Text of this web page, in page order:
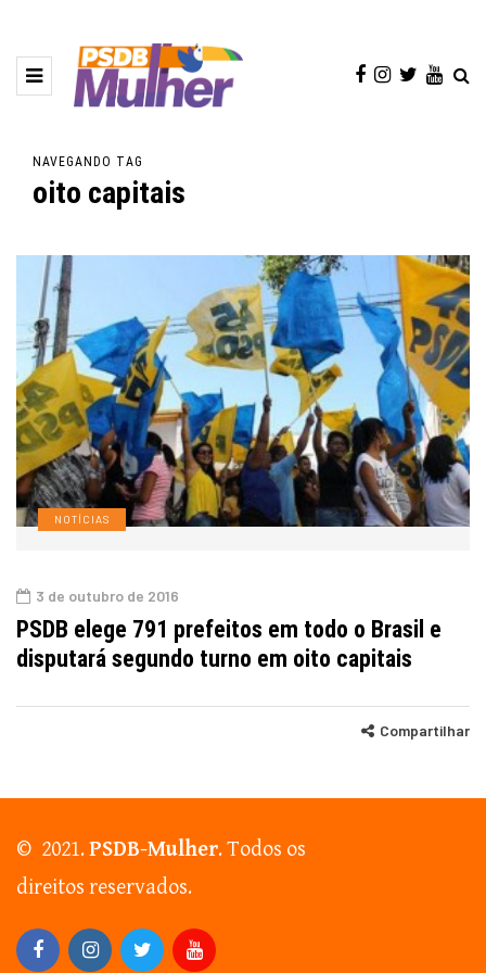
NAVEGANDO TAG
oito capitais
NOTÍCIAS
3 de outubro de 2016
PSDB elege 791 prefeitos em todo o Brasil e
disputará segundo turno em oito capitais
Compartilhar
© 2021.PSDB-Mulher. Todos os
direitos reservados.